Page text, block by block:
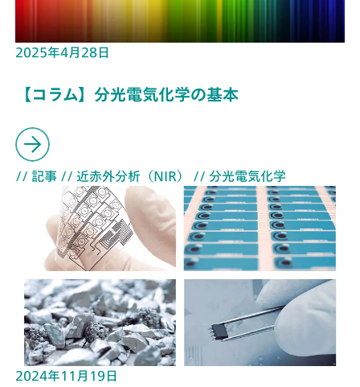
2025年4月28日
【コラム】分光電気化学の基本
// 記事 // 近赤外分析（NIR） // 分光電気化学
2024年11月19日